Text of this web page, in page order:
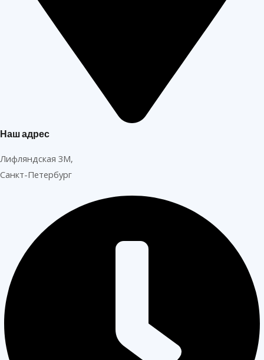
Наш адрес
Лифляндская 3М,
Санкт-Петербург